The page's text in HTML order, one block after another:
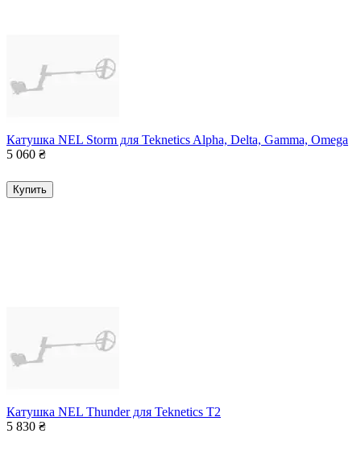
Катушка NEL Storm для Teknetics Alpha, Delta, Gamma, Omega
5 060 ₴
Купить
Катушка NEL Thunder для Teknetics T2
5 830 ₴